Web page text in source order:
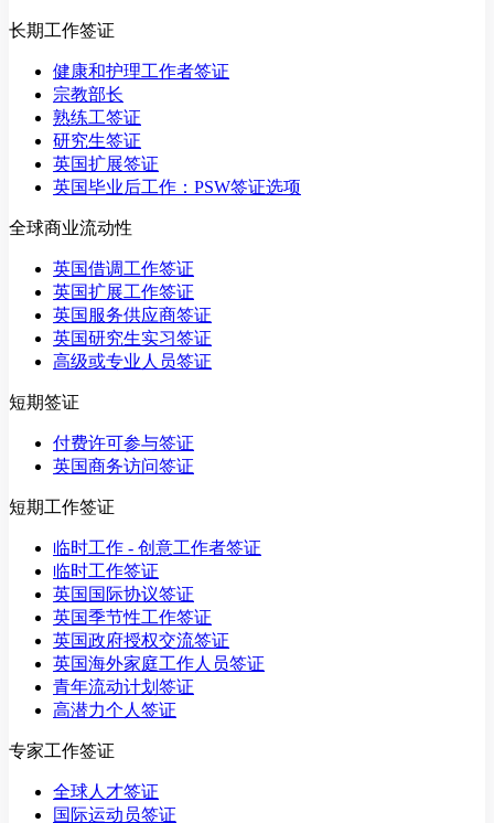
长期工作签证
健康和护理工作者签证
宗教部长
熟练工签证
研究生签证
英国扩展签证
英国毕业后工作：PSW签证选项
全球商业流动性
英国借调工作签证
英国扩展工作签证
英国服务供应商签证
英国研究生实习签证
高级或专业人员签证
短期签证
付费许可参与签证
英国商务访问签证
短期工作签证
临时工作 - 创意工作者签证
临时工作签证
英国国际协议签证
英国季节性工作签证
英国政府授权交流签证
英国海外家庭工作人员签证
青年流动计划签证
高潜力个人签证
专家工作签证
全球人才签证
国际运动员签证